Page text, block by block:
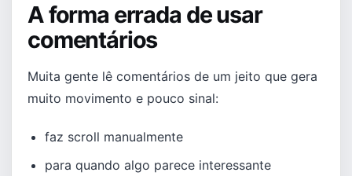
A forma errada de usar
comentários
Muita gente lê comentários de um jeito que gera
muito movimento e pouco sinal:
faz scroll manualmente
para quando algo parece interessante